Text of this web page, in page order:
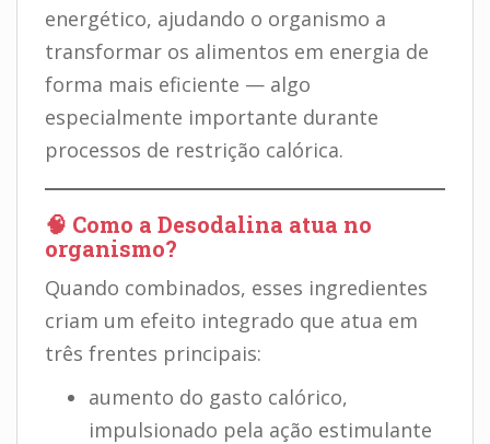
energético, ajudando o organismo a
transformar os alimentos em energia de
forma mais eficiente — algo
especialmente importante durante
processos de restrição calórica.
🧠 Como a Desodalina atua no
organismo?
Quando combinados, esses ingredientes
criam um efeito integrado que atua em
três frentes principais:
aumento do gasto calórico,
impulsionado pela ação estimulante